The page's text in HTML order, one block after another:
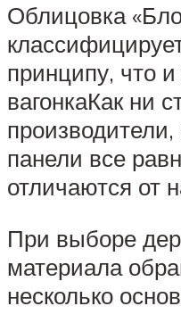
Облицовка
принципу, что
вагонкаКак ни
панели все
отличаются от
При выборе
материала
несколько